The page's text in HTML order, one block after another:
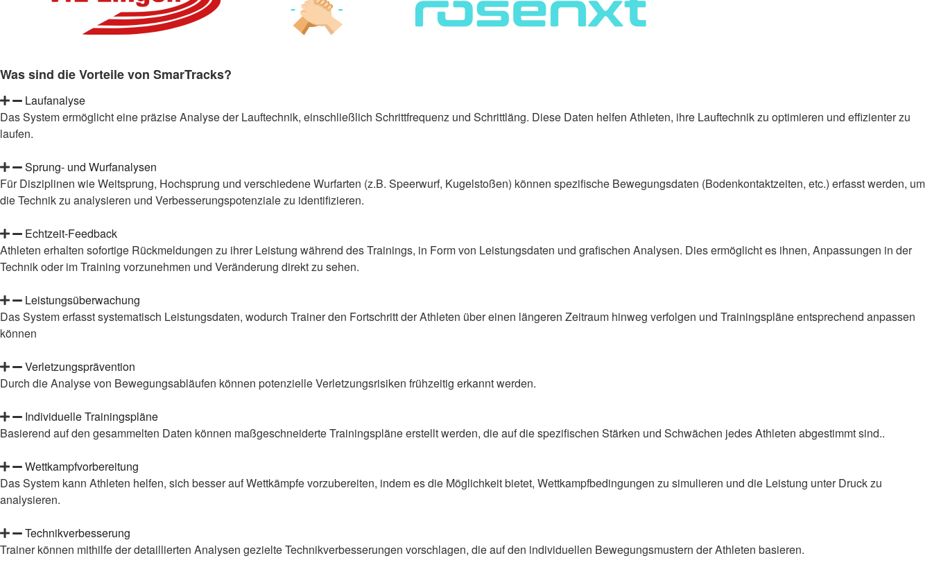
Was sind die Vorteile von SmarTracks?
Laufanalyse
Das System ermöglicht eine präzise Analyse der Lauftechnik, einschließlich Schrittfrequenz und Schrittläng. Diese Daten helfen Athleten, ihre Lauftechnik zu optimieren und effizienter zu
laufen.
Sprung- und Wurfanalysen
Für Disziplinen wie Weitsprung, Hochsprung und verschiedene Wurfarten (z.B. Speerwurf, Kugelstoßen) können spezifische Bewegungsdaten (Bodenkontaktzeiten, etc.) erfasst werden, um
die Technik zu analysieren und Verbesserungspotenziale zu identifizieren.
Echtzeit-Feedback
Athleten erhalten sofortige Rückmeldungen zu ihrer Leistung während des Trainings, in Form von Leistungsdaten und grafischen Analysen. Dies ermöglicht es ihnen, Anpassungen in der
Technik oder im Training vorzunehmen und Veränderung direkt zu sehen.
Leistungsüberwachung
Das System erfasstsystematisch Leistungsdaten, wodurch Trainer den Fortschritt der Athleten übereinen längeren Zeitraum hinweg verfolgen und Trainingspläne entsprechend anpassen
können
Verletzungsprävention
Durch die Analyse von Bewegungsabläufen können potenzielle Verletzungsrisiken frühzeitig erkannt werden.
Individuelle Trainingspläne
Basierend auf den gesammelten Daten können maßgeschneiderte Trainingspläne erstellt werden, die auf die spezifischen Stärken und Schwächen jedes Athleten abgestimmt sind..
Wettkampfvorbereitung
Das System kann Athleten helfen, sich besser auf Wettkämpfe vorzubereiten, indem es die Möglichkeit bietet, Wettkampfbedingungen zu simulieren und die Leistung unter Druck zu
analysieren.
Technikverbesserung
Trainer können mithilfe der detaillierten Analysen gezielte Technikverbesserungen vorschlagen, die auf den individuellen Bewegungsmustern der Athleten basieren.